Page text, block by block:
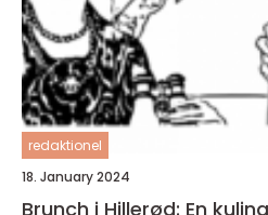
redaktionel
18. January 2024
Brunch i Hillerød: En